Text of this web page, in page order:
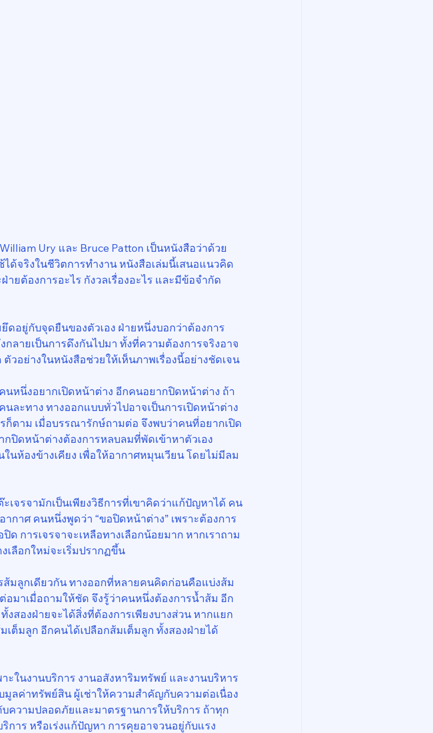
Ury และ Bruce Patton เป็นหนังสือว่าด้วย
ได้จริงในชีวิตการทำงาน หนังสือเล่มนี้เสนอแนวคิด
ายต้องการอะไร กังวลเรื่องอะไร และมีข้อจำกัด
ดอยู่กับจุดยืนของตัวเอง ฝ่ายหนึ่งบอกว่าต้องการ
ลายเป็นการดึงกันไปมา ทั้งที่ความต้องการจริงอาจ
อย่างในหนังสือช่วยให้เห็นภาพเรื่องนี้อย่างชัดเจน
หนึ่งอยากเปิดหน้าต่าง อีกคนอยากปิดหน้าต่าง ถ้า
ละทาง ทางออกแบบทั่วไปอาจเป็นการเปิดหน้าต่าง
ก็ตาม เมื่อบรรณารักษ์ถามต่อ จึงพบว่าคนที่อยากเปิด
ปิดหน้าต่างต้องการหลบลมที่พัดเข้าหาตัวเอง
นห้องข้างเคียง เพื่อให้อากาศหมุนเวียน โดยไม่มีลม
เจรจามักเป็นเพียงวิธีการที่เขาคิดว่าแก้ปัญหาได้ คน
ากาศ คนหนึ่งพูดว่า “ขอปิดหน้าต่าง” เพราะต้องการ
การเจรจาจะเหลือทางเลือกน้อยมาก หากเราถาม
เลือกใหม่จะเริ่มปรากฏขึ้น
ส้มลูกเดียวกัน ทางออกที่หลายคนคิดก่อนคือแบ่งส้ม
อมาเมื่อถามให้ชัด จึงรู้ว่าคนหนึ่งต้องการน้ำส้ม อีก
สองฝ่ายจะได้สิ่งที่ต้องการเพียงบางส่วน หากแยก
ต็มลูก อีกคนได้เปลือกส้มเต็มลูก ทั้งสองฝ่ายได้
ะในงานบริการ งานอสังหาริมทรัพย์ และงานบริหาร
ลค่าทรัพย์สิน ผู้เช่าให้ความสำคัญกับความต่อเนื่อง
ความปลอดภัยและมาตรฐานการให้บริการ ถ้าทุก
การ หรือเร่งแก้ปัญหา การคุยอาจวนอยู่กับแรง